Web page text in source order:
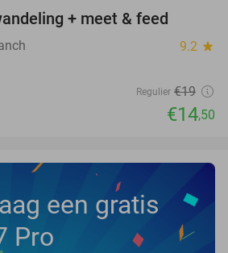
+ meet & feed
9.2 star
Regulier €19
€14,50
een gratis
Pro